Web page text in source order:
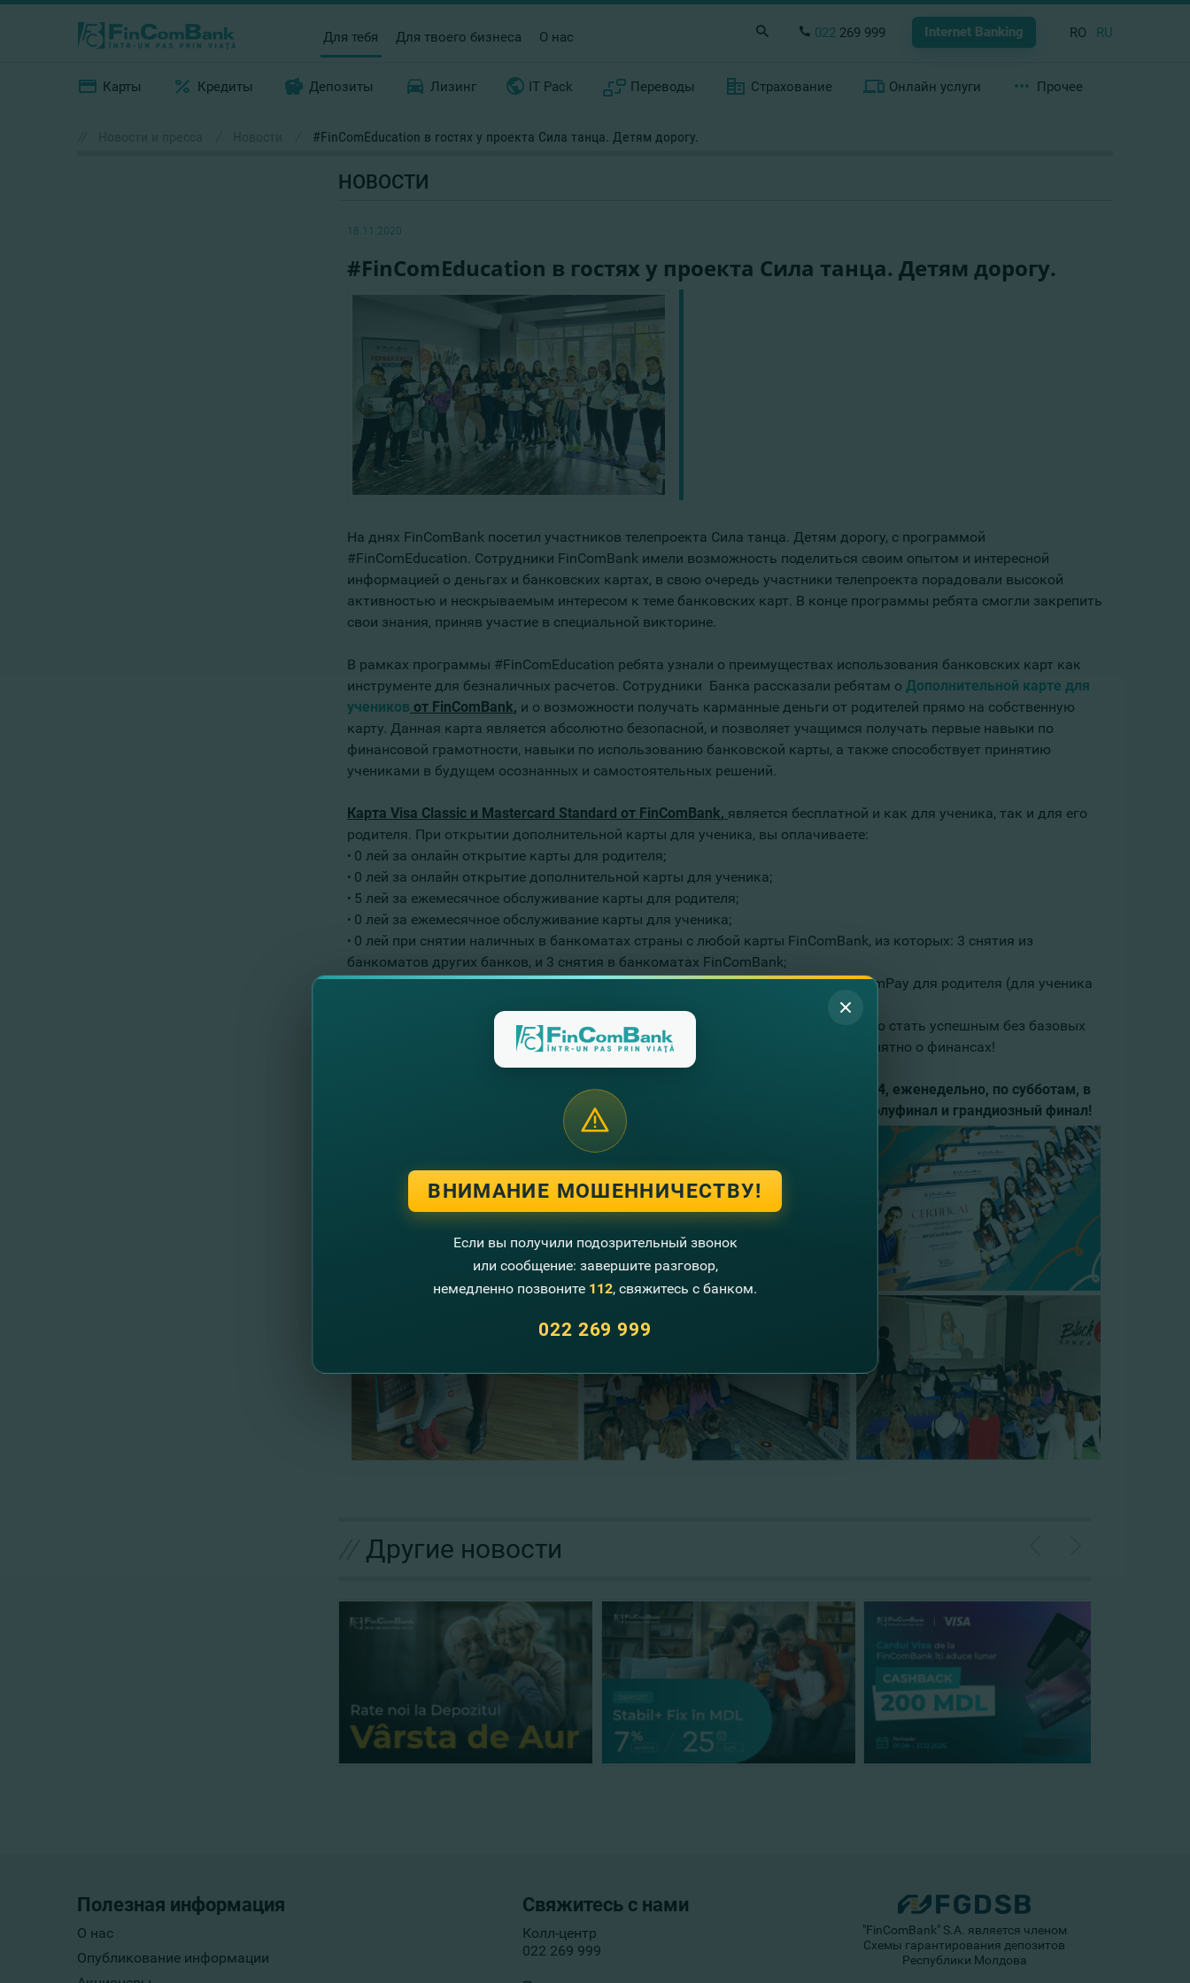
Для тебя Для твоего бизнеса О нас 022 269 999 Internet Banking RO RU
Карты Кредиты Депозиты Лизинг IT Pack Переводы Страхование Онлайн услуги Прочее
#FinComEducation в гостях у проекта Сила танца. Детям дорогу.
НОВОСТИ
18.11.2020
#FinComEducation в гостях у проекта Сила танца. Детям дорогу.
На днях FinComBank посетил участников телепроекта Сила танца. Детям дорогу, с программой
#FinComEducation. Сотрудники FinComBank имели возможность поделиться своим опытом и интересной
информацией о деньгах и банковских картах, в свою очередь участники телепроекта порадовали высокой
активностью и нескрываемым интересом к теме банковских карт. В конце программы ребята смогли закрепить
свои знания, приняв участие в специальной викторине.
В рамках программы #FinComEducation ребята узнали о преимуществах использования банковских карт как
инструменте для безналичных расчетов. Сотрудники Банка рассказали ребятам о Дополнительной карте для
учеников от FinComBank, и о возможности получать карманные деньги от родителей прямо на собственную
карту. Данная карта является абсолютно безопасной, и позволяет учащимся получать первые навыки по
финансовой грамотности, навыки по использованию банковской карты, а также способствует принятию
учениками в будущем осознанных и самостоятельных решений.
Карта Visa Classic и Mastercard Standard от FinComBank, является бесплатной и как для ученика, так и для его
родителя. При открытии дополнительной карты для ученика, вы оплачиваете:
• 0 лей за онлайн открытие карты для родителя;
• 0 лей за онлайн открытие дополнительной карты для ученика;
• 5 лей за ежемесячное обслуживание карты для родителя;
• 0 лей за ежемесячное обслуживание карты для ученика;
• 0 лей при снятии наличных в банкоматах страны с любой карты FinComBank, из которых: 3 снятия из
банкоматов других банков, и 3 снятия в банкоматах FinComBank;
•0 лей за подключение и ежемесячное обслуживание Интернет-бэнкинга FinComPay для родителя (для ученика
В современном мире сложно выжить без умения читать и писать, и невозможно стать успешным без базовых
знаний в области финансов. Кампания #FinComEducation – с нами просто и понятно о финансах!
ледите за проектом “Сила танца. Детям дорогу” на телевизионном канале N4, еженедельно, по субботам, в
начиная с октября, и до конца 2020 года! Вас ждут отборочные туры, полуфинал и грандиозный финал!
Другие новости
Полезная информация
О нас
Опубликование информации
Свяжитесь с нами
Колл-центр
022 269 999
"FinComBank" S.A. является членом
Схемы гарантирования депозитов
Республики Молдова
ВНИМАНИЕ МОШЕННИЧЕСТВУ!
Если вы получили подозрительный звонок
или сообщение: завершите разговор,
немедленно позвоните 112, свяжитесь с банком.
022 269 999